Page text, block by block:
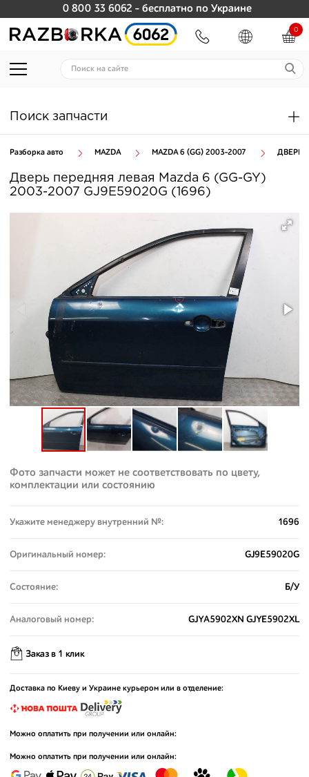
0 800 33 6062 - бесплатно по Украине
0
Поиск запчасти
Разборка авто MAZDA MAZDA 6 (GG) 2003-2007 ДВЕРИ
Дверь передняя левая Mazda 6 (GG-GY)
2003-2007 GJ9E59020G (1696)
Фото запчасти может не соответствовать по цвету,
комплектации или состоянию
Укажите менеджеру внутренний №: 1696
Оригинальный номер: GJ9E59020G
Состояние: Б/У
Аналоговый номер: GJYA5902XN GJYE5902XL
Заказ в 1 клик
Доставка по Киеву и Украине курьером или в отделение:
Можно оплатить при получении или онлайн:
Можно оплатить при получении или онлайн: